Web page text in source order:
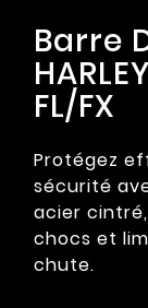
Barre
FL/FX
Protégez
sécurité
acier
chocs et
chute.